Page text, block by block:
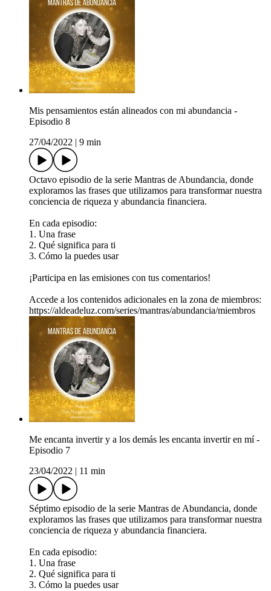
Mis pensamientos están alineados con mi abundancia -
Episodio 8
27/04/2022
9 min
Octavo episodio de la serie Mantras de Abundancia, donde
exploramos las frases que utilizamos para transformar nuestra
conciencia de riqueza y abundancia financiera.
En cada episodio:
1. Una frase
2. Qué significa para ti
3. Cómo la puedes usar
¡Participa en las emisiones con tus comentarios!
Accede a los contenidos adicionales en la zona de miembros:
https://aldeadeluz.com/series/mantras/abundancia/miembros
Me encanta invertir y a los demás les encanta invertir en mí -
Episodio 7
23/04/2022
11 min
Séptimo episodio de la serie Mantras de Abundancia, donde
exploramos las frases que utilizamos para transformar nuestra
conciencia de riqueza y abundancia financiera.
En cada episodio:
1. Una frase
2. Qué significa para ti
3. Cómo la puedes usar